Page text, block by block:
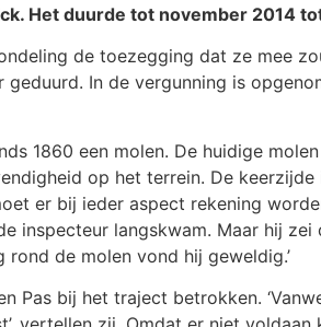
Het duurde tot november 2014
de toezegging dat ze mee
geduurd. In de vergunning is
1860 een molen. De huidige
op het terrein. De
er bij ieder aspect rekening
inspecteur langskwam. Maar hij
rond de molen vond hij geweldig.’
Pas bij het traject betrokken.